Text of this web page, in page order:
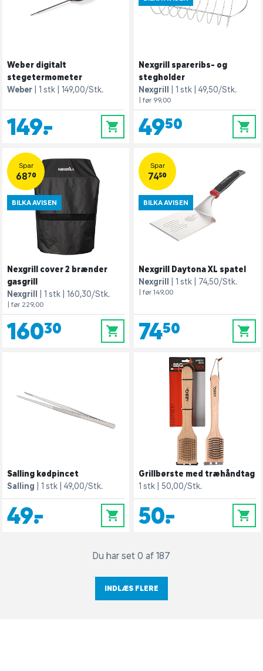
Weber digitalt
stegetermometer
Weber
1 stk 149,00/Stk.
149,- 0
Nexgrill spareribs- og
stegholder
Nexgrill
1 stk 49,50/Stk.
| før 99,00
49,50 0
Spar
68,70
BILKA AVISEN
Nexgrill cover 2 brænder
gasgrill
Nexgrill
1 stk 160,30/Stk.
| før 229,00
160,30 0
Spar
74,50
BILKA AVISEN
Nexgrill Daytona XL spatel
Nexgrill
1 stk 74,50/Stk.
| før 149,00
74,50 0
Salling kødpincet
Salling
1 stk 49,00/Stk.
49,- 0
Grillbørste med træhåndtag
1 stk
50,00/Stk.
50,- 0
Du har set 0 af 187
INDLÆS FLERE